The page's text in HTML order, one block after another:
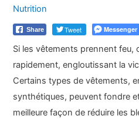
Nutrition
Share Tweet Messenger
Si les vêtements prennent feu,
rapidement, engloutissant la
Certains types de vêtements,
synthétiques, peuvent fondre
meilleure façon de réduire les